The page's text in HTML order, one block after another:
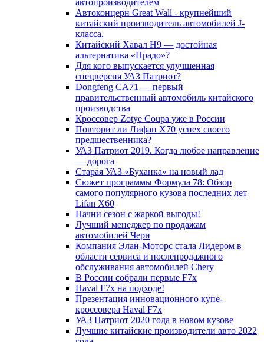
автопроизводителем
Автоконцерн Great Wall - крупнейший
китайский производитель автомобилей J-
класса.
Китайский Хавал H9 — достойная
альтернатива «Прадо»?
Для кого выпускается улучшенная
спецверсия УАЗ Патриот?
Dongfeng CA71 — первый
правительственный автомобиль китайского
производства
Кроссовер Zotye Coupa уже в России
Повторит ли Лифан Х70 успех своего
предшественника?
УАЗ Патриот 2019. Когда любое направление
— дорога
Старая УАЗ «Буханка» на новый лад
Сюжет программы Формула 78: Обзор
самого популярного кузова последних лет
Lifan X60
Начни сезон с жаркой выгоды!
Лучший менеджер по продажам
автомобилей Чери
Компания Элан-Моторс стала Лидером в
области сервиса и послепродажного
обслуживания автомобилей Chery
В России собрали первые F7x
Haval F7x на подходе!
Презентация инновационного купе-
кроссовера Haval F7x
УАЗ Патриот 2020 года в новом кузове
Лучшие китайские производители авто 2022